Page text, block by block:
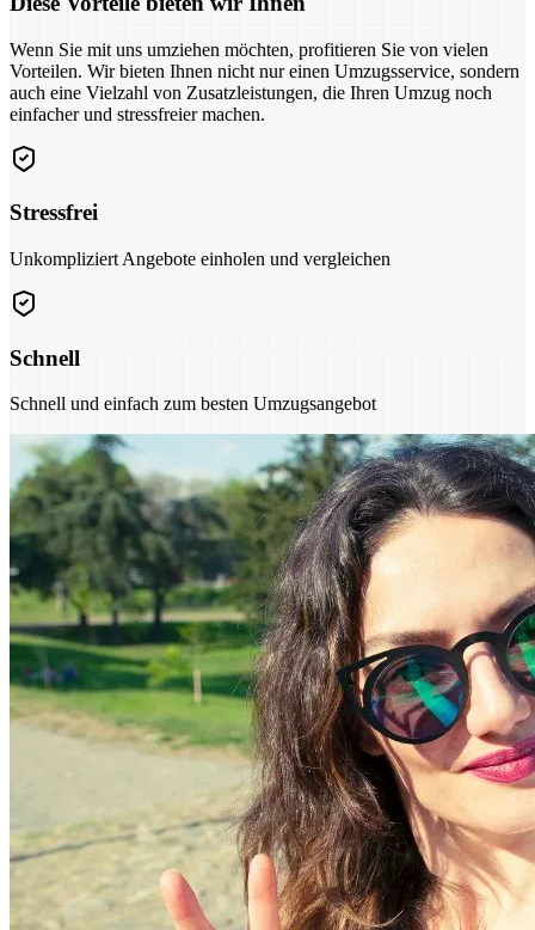
Wenn Sie mit uns umziehen möchten, profitieren Sie von vielen
Vorteilen. Wir bieten Ihnen nicht nur einen Umzugsservice, sondern
auch eine Vielzahl von Zusatzleistungen, die Ihren Umzug noch
einfacher und stressfreier machen.
Stressfrei
Unkompliziert Angebote einholen und vergleichen
Schnell
Schnell und einfach zum besten Umzugsangebot